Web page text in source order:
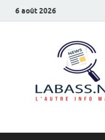
6 août 2026